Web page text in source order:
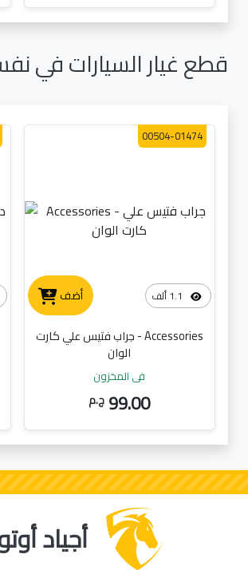
قطع غيار السيارات في
أضف
00504-01474
Accessories - جراب فتيس علي كارت
الوان
في المخزون
99.00 ج.م
أجياد